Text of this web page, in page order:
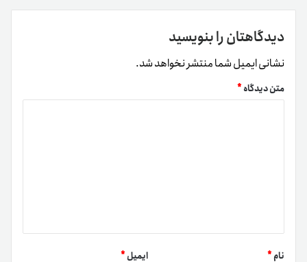
دیدگاهتان را بنویسید
نشانی ایمیل شما منتشر نخواهد شد.
متن دیدگاه*
نام* ایمیل*